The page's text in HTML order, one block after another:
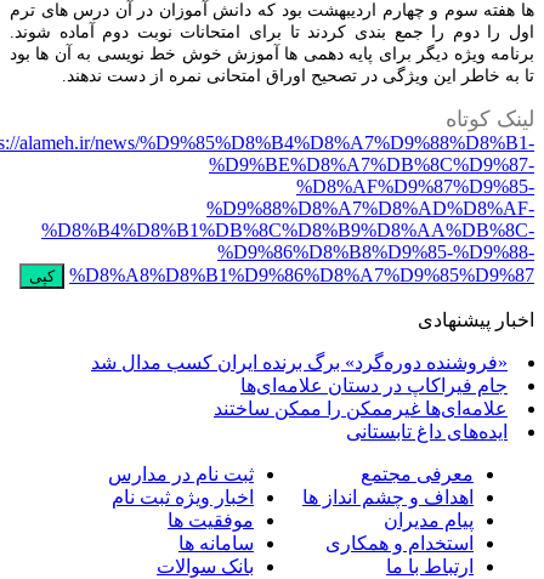
سوم و چهارم اردیبهشت بود که دانش آموزان در آن درس های ترم
را دوم را جمع بندی کردند تا برای امتحانات نوبت دوم آماده شوند.
ویژه دیگر برای پایه دهمی ها آموزش خوش خط نویسی به آن ها بود
خاطر این ویژگی در تصحیح اوراق امتحانی نمره از دست ندهند.
کوتاه
https://alameh.ir/news/
%D9%86%D8%B8%D9%85-
کپی
پیشنهادی
«فروشنده دوره‌گرد» برگ برنده ایران کسب مدال شد
جام فیراکاپ در دستان علامه‌ای‌ها
علامه‌ای‌ها غیرممکن را ممکن ساختند
ایده‌های داغ تابستانی
معرفی مجتمع
اهداف و چشم انداز ها
پیام مدیران
استخدام و همکاری
ارتباط با ما
ثبت نام در مدارس
اخبار ویژه ثبت نام
موفقیت ها
سامانه ها
بانک سوالات